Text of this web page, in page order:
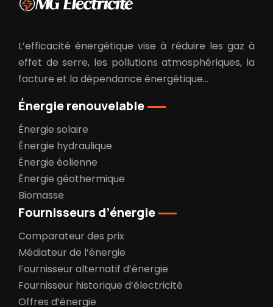
L’efficacité énergétique vise à réduire les gaz à
effet de serre, les pollutions atmosphériques, la
facture et la dépendance énergétique…
Énergie renouvelable
Énergie solaire
Énergie hydraulique
Énergie éolienne
Énergie géothermique
Biomasse
Fournisseurs d’énergie
Comparateur des prix
Médiateur de l’énergie
Fournisseur alternatif d’énergie
Fournisseur historique d’électricité
Offres d’énergie